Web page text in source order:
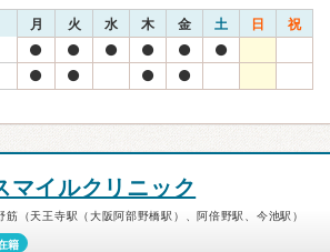
月 火 水 木 金 土 日 祝
マイルクリニック
（天王寺駅（大阪阿部野橋駅）、阿倍野駅、今池駅）
籍